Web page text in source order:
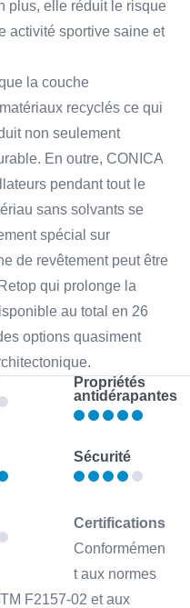
plus, elle réduit le risque
activité sportive saine et
la couche
recyclés ce qui
non seulement
En outre, CONICA
pendant tout le
sans solvants se
spécial sur
de revêtement peut être
qui prolonge la
au total en 26
options quasiment
Propriétés
antidérapantes
Sécurité
Certifications
Conformémen
t aux normes
F2157-02 et aux